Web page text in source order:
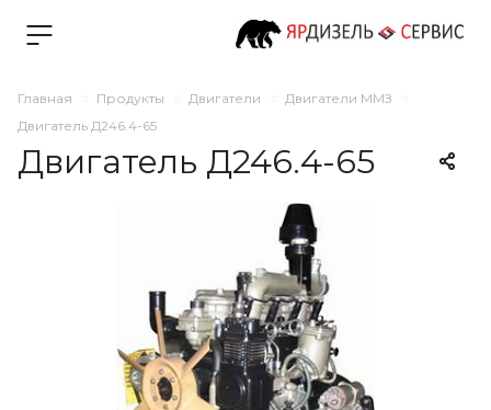
Главная Продукты Двигатели
Двигатели ММЗ
Двигатель Д246.4-65
Двигатель Д246.4-65